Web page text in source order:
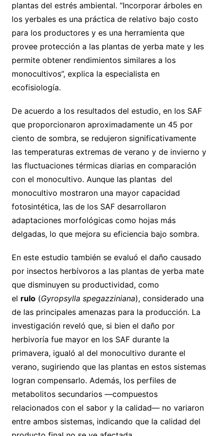
plantas del estrés ambiental. “Incorporar árboles en
los yerbales es una práctica de relativo bajo costo
para los productores y es una herramienta que
provee protección a las plantas de yerba mate y les
permite obtener rendimientos similares a los
monocultivos”, explica la especialista en
ecofisiología.
De acuerdo a los resultados del estudio, en los SAF
que proporcionaron aproximadamente un 45 por
ciento de sombra, se redujeron significativamente
las temperaturas extremas de verano y de invierno y
las fluctuaciones térmicas diarias en comparación
con el monocultivo. Aunque las plantas del
monocultivo mostraron una mayor capacidad
fotosintética, las de los SAF desarrollaron
adaptaciones morfológicas como hojas más
delgadas, lo que mejora su eficiencia bajo sombra.
En este estudio también se evaluó el daño causado
por insectos herbívoros a las plantas de yerba mate
que disminuyen su productividad, como
el rulo(Gyropsylla spegazziniana), considerado una
de las principales amenazas para la producción. La
investigación reveló que, si bien el daño por
herbivoría fue mayor en los SAF durante la
primavera, igualó al del monocultivo durante el
verano, sugiriendo que las plantas en estos sistemas
logran compensarlo. Además, los perfiles de
metabolitos secundarios —compuestos
relacionados con el sabor y la calidad— no variaron
entre ambos sistemas, indicando que la calidad del